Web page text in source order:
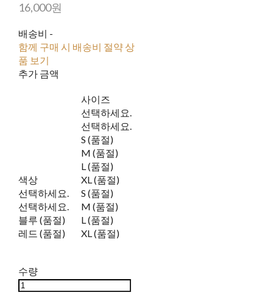
16,000원
배송비 -
함께 구매 시 배송비 절약 상
품 보기
추가 금액
색상
선택하세요.
선택하세요.
블루 (품절)
레드 (품절)
사이즈
선택하세요.
선택하세요.
S (품절)
M (품절)
L (품절)
XL (품절)
S (품절)
M (품절)
L (품절)
XL (품절)
수량